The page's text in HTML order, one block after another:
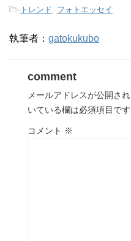
- トレンド, フォトエッセイ
執筆者： gatokukubo
comment
メールアドレスが公開さ
いている欄は必須項目です
コメント ※